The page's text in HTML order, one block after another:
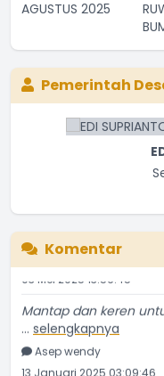
Pemerintah
Komentar
Maju terus untuk
selengkapnya
...selengkapnya
ghifari
...selengkapnya
Asep wendy
13 Januari 2025 03:09:46